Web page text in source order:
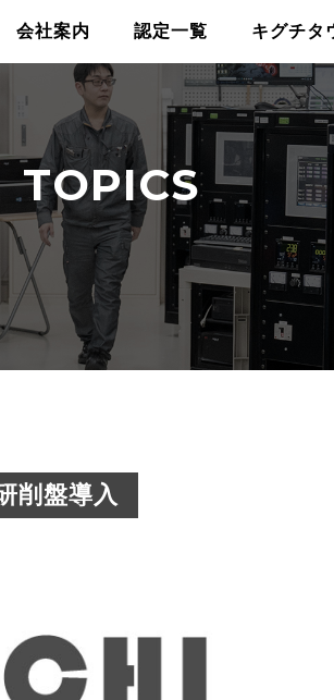
会社案内 認定一覧 キグチタ
TOPICS
削盤導入